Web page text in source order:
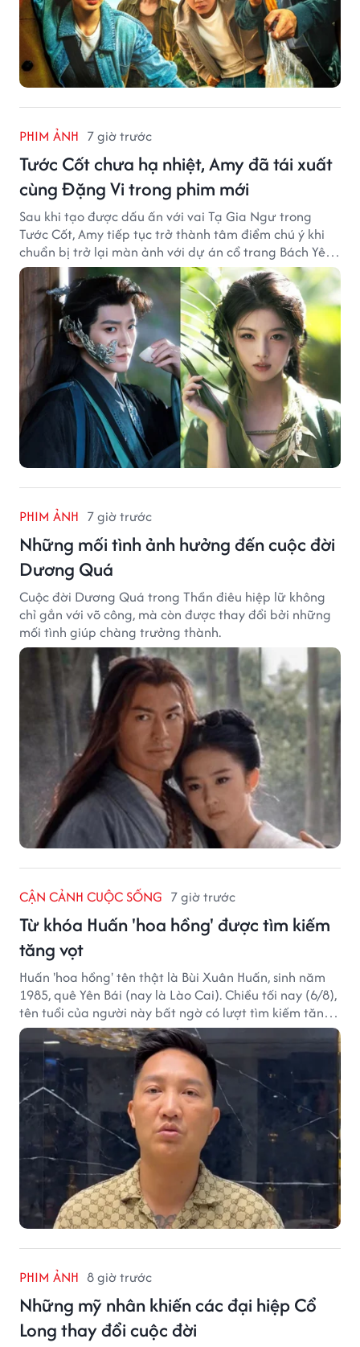
PHIM ẢNH 7 giờ trước
Tước Cốt chưa hạ nhiệt, Amy đã tái xuất
cùng Đặng Vi trong phim mới
Sau khi tạo được dấu ấn với vai Tạ Gia Ngư trong
Tước Cốt, Amy tiếp tục trở thành tâm điểm chú ý khi
chuẩn bị trở lại màn ảnh với dự án cổ trang Bách Yêu
Phổ.
PHIM ẢNH 7 giờ trước
Những mối tình ảnh hưởng đến cuộc đời
Dương Quá
Cuộc đời Dương Quá trong Thần điêu hiệp lữ không
chỉ gắn với võ công, mà còn được thay đổi bởi những
mối tình giúp chàng trưởng thành.
CẬN CẢNH CUỘC SỐNG 7 giờ trước
Từ khóa Huấn 'hoa hồng' được tìm kiếm
tăng vọt
Huấn 'hoa hồng' tên thật là Bùi Xuân Huấn, sinh năm
1985, quê Yên Bái (nay là Lào Cai). Chiều tối nay (6/8),
tên tuổi của người này bất ngờ có lượt tìm kiếm tăng
vọt.
PHIM ẢNH 8 giờ trước
Những mỹ nhân khiến các đại hiệp Cổ
Long thay đổi cuộc đời